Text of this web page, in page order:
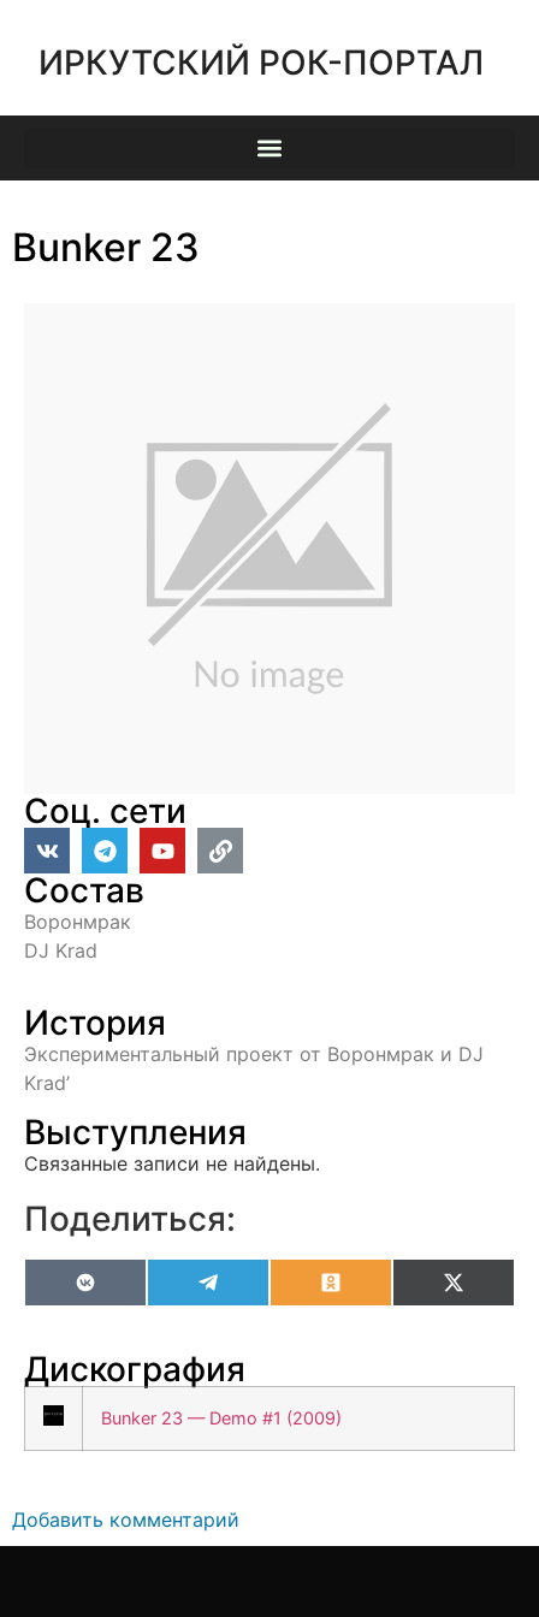
ИРКУТСКИЙ РОК-ПОРТАЛ
Bunker 23
Соц. сети
Состав
Воронмрак
DJ Krad
История
Экспериментальный проект от Воронмрак и DJ
Krad’
Выступления
Связанные записи не найдены.
Поделиться:
VK OdnoklassnikiX
Дискография
Bunker 23 — Demo #1 (2009)
Добавить комментарий